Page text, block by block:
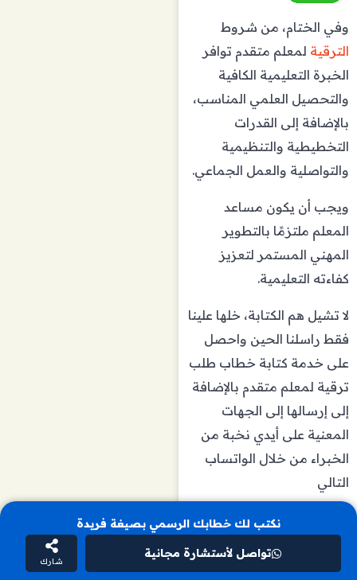
وفي الختام، من شروط
الترقية لمعلم متقدم توافر
الخبرة التعليمية الكافية
والتحصيل العلمي المناسب،
بالإضافة إلى القدرات
التخطيطية والتنظيمية
والتواصلية والعمل الجماعي.
ويجب أن يكون مساعد
المعلم ملتزمًا بالتطوير
المهني المستمر لتعزيز
كفاءته التعليمية.
لا تشيل هم الكتابة، خلها علينا
فقط راسلنا الحين واحصل
على خدمة كتابة خطاب طلب
ترقية لمعلم متقدم بالإضافة
إلى إرسالها إلى الجهات
المعنية على أيدي نخبة من
الخبراء من خلال الواتساب
التالي
نكتب لك خطابك الرسمي بصيغة فريدة
تواصل لأستشارة مجانية
شارك